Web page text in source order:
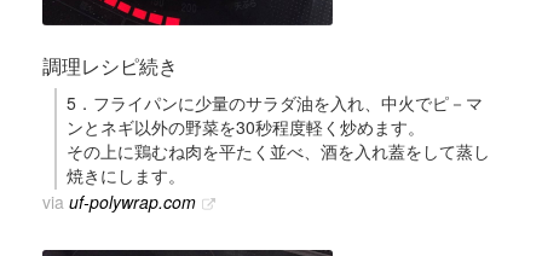
調理レシピ続き
5．フライパンに少量のサラダ油を入れ、中火でピ－マ
ンとネギ以外の野菜を30秒程度軽く炒めます。
その上に鶏むね肉を平たく並べ、酒を入れ蓋をして蒸し
焼きにします。
via uf-polywrap.com